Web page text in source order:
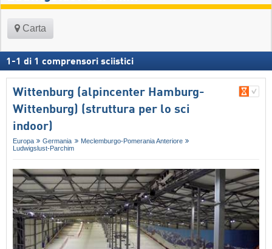
Carta
1 -1 di 1 comprensori sciistici
Wittenburg (alpincenter Hamburg-
Wittenburg) (struttura per lo sci
indoor)
Europa Germania
Meclemburgo-Pomerania Anteriore
Ludwigslust-Parchim